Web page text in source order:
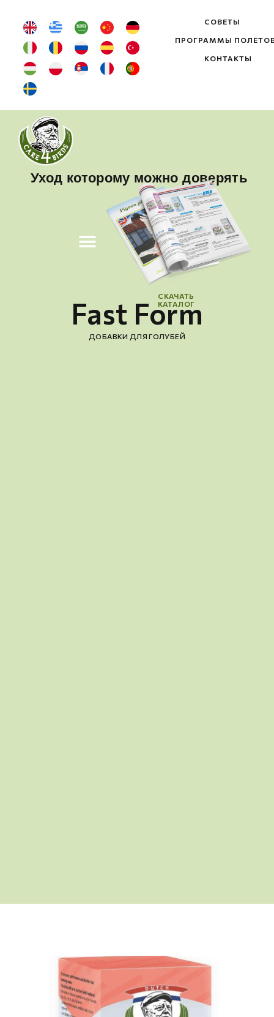
СОВЕТЫ
ПРОГРАММЫ
КОНТАКТЫ
Уход которому можно доверять
СКАЧАТЬ
КАТАЛОГ
Fast Form
ДОБАВКИ ДЛЯ ГОЛУБЕЙ